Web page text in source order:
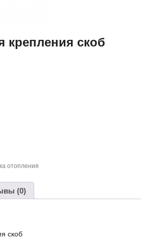
крепления скоб
отопления
(0)
скоб